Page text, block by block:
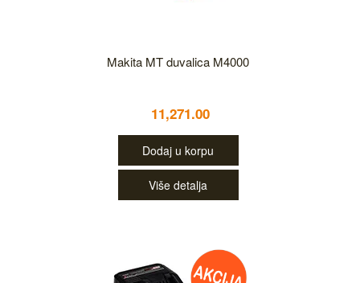
Makita MT duvalica M4000
11,271.00
Dodaj u korpu
Više detalja